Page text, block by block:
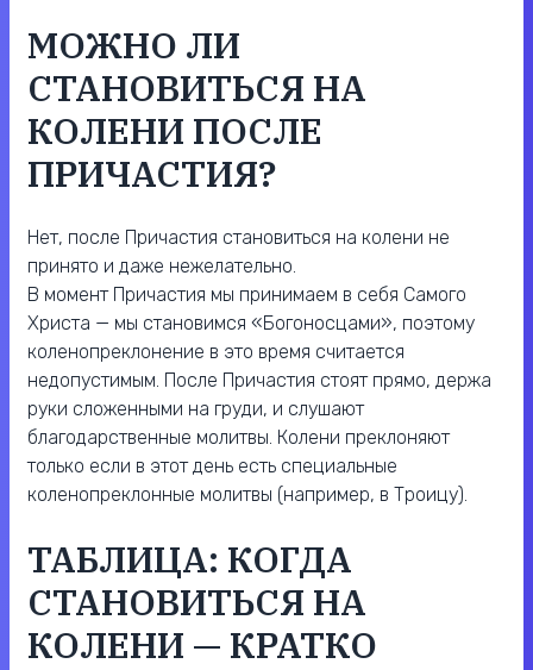
МОЖНО ЛИ
СТАНОВИТЬСЯ НА
КОЛЕНИ ПОСЛЕ
ПРИЧАСТИЯ?
Нет, после Причастия становиться на колени не
принято и даже нежелательно.
В момент Причастия мы принимаем в себя Самого
Христа — мы становимся «Богоносцами», поэтому
коленопреклонение в это время считается
недопустимым. После Причастия стоят прямо, держа
руки сложенными на груди, и слушают
благодарственные молитвы. Колени преклоняют
только если в этот день есть специальные
коленопреклонные молитвы (например, в Троицу).
ТАБЛИЦА: КОГДА
СТАНОВИТЬСЯ НА
КОЛЕНИ — КРАТКО